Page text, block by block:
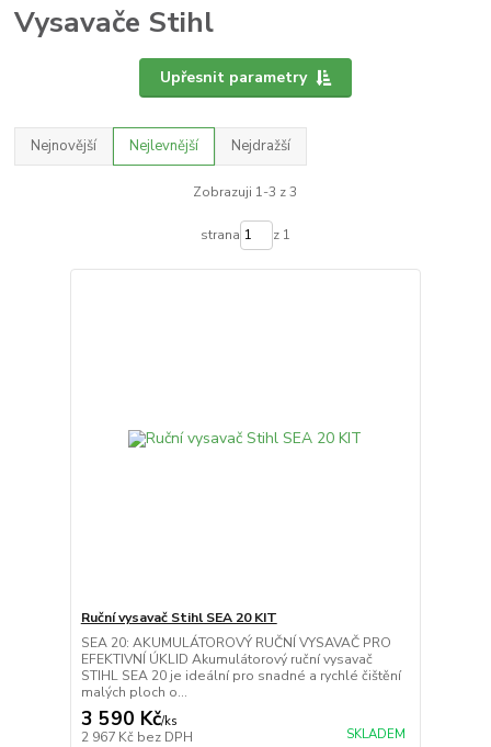
Vysavače Stihl
Upřesnit parametry
Nejnovější Nejlevnější Nejdražší
Zobrazuji 1-3 z 3
strana z 1
Ruční vysavač Stihl SEA 20 KIT
SEA 20: AKUMULÁTOROVÝ RUČNÍ VYSAVAČ PRO
EFEKTIVNÍ ÚKLID Akumulátorový ruční vysavač
STIHL SEA 20 je ideální pro snadné a rychlé čištění
malých ploch o...
3 590 Kč/ks
2 967 Kč bez DPH SKLADEM